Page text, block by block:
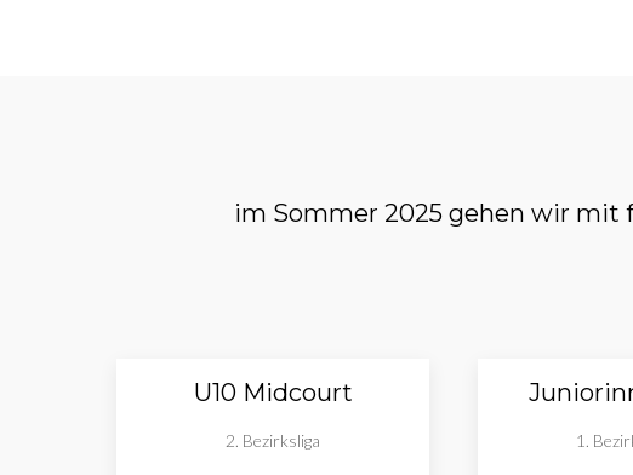
im Sommer 2025 gehen wir mit
U10 Midcourt
2. Bezirksliga 1.